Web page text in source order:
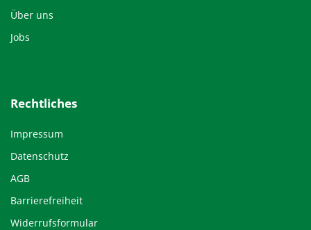
Über uns
Jobs
Rechtliches
Impressum
Datenschutz
AGB
Barrierefreiheit
Widerrufsformular